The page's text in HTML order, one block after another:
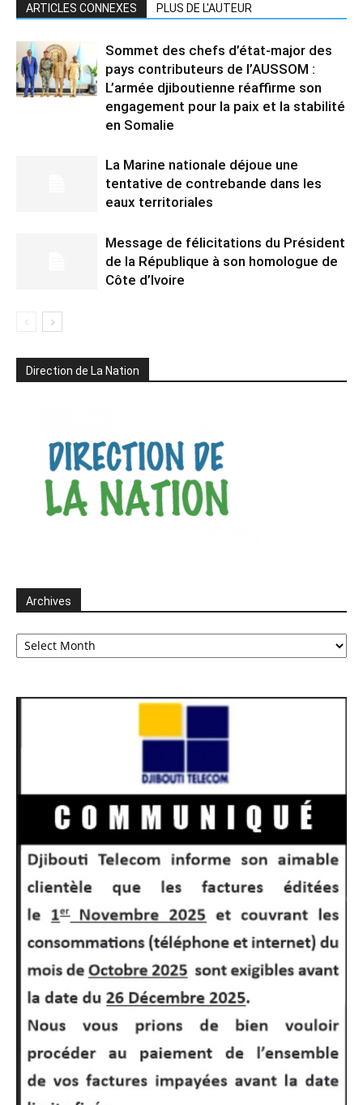
ARTICLES CONNEXES PLUS DE L'AUTEUR
Sommet des chefs d’état-major des
pays contributeurs de l’AUSSOM :
L’armée djiboutienne réaffirme son
engagement pour la paix et la stabilité
en Somalie
La Marine nationale déjoue une
tentative de contrebande dans les
eaux territoriales
Message de félicitations du Président
de la République à son homologue de
Côte d’Ivoire
Direction de La Nation
Archives
Archives